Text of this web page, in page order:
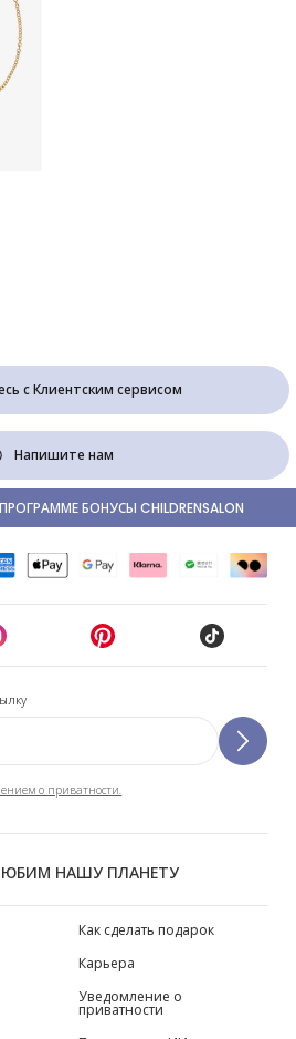
с Клиентским сервисом
Напишите нам
о приватности.
НАШУ ПЛАНЕТУ
БОНУСЫ CHILDRENSALON
Как сделать подарок
Карьера
Уведомление о
приватности